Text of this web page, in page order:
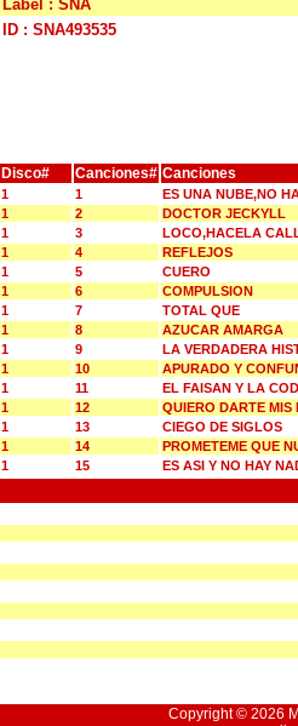
Label : SNA
ID : SNA493535
Disco# Canciones# Canciones
1 1
ES UNA NUBE,NO
1
2
DOCTOR JECKYLL
1
3
LOCO,HACELA
1
4
REFLEJOS
1
5
CUERO
1
6
COMPULSION
1
7
TOTAL QUE
1
8
AZUCAR AMARGA
1
9
LA VERDADERA
1
10
APURADO Y
1
11
EL FAISAN Y LA
1
12
QUIERO DARTE MIS
1
13
CIEGO DE SIGLOS
1
14
PROMETEME QUE
1
15 ES ASI Y NO HAY
Copyright © 2026